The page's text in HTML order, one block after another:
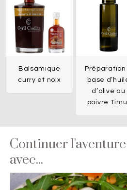
Balsamique
curry et noix
Préparation
base
d’olive au
poivre
Continuer
avec...